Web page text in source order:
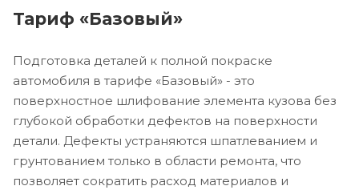
Тариф «Базовый»
Подготовка деталей к полной покраске
автомобиля в тарифе «Базовый» - это
поверхностное шлифование элемента кузова без
глубокой обработки дефектов на поверхности
детали. Дефекты устраняются шпатлеванием и
грунтованием только в области ремонта, что
позволяет сократить расход материалов и